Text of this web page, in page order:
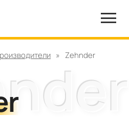
» Zehnder